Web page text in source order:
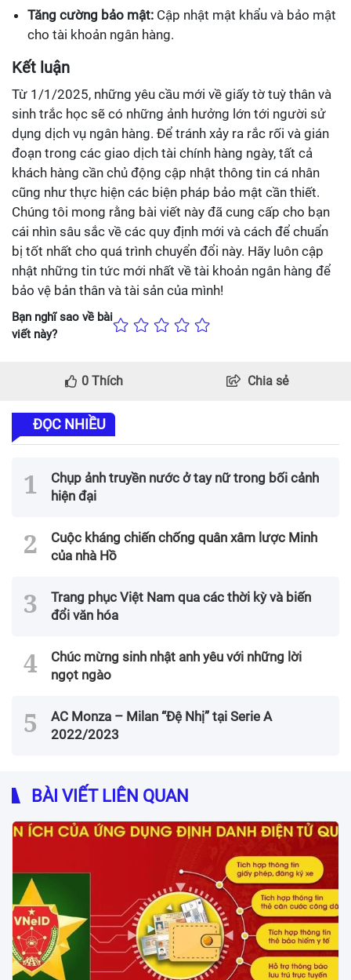
Tăng cường bảo mật: Cập nhật mật khẩu và bảo mật
cho tài khoản ngân hàng.
Kết luận
Từ 1/1/2025, những yêu cầu mới về giấy tờ tuỳ thân và
sinh trắc học sẽ có những ảnh hưởng lớn tới người sử
dụng dịch vụ ngân hàng. Để tránh xảy ra rắc rối và gián
đoạn trong các giao dịch tài chính hàng ngày, tất cả
khách hàng cần chủ động cập nhật thông tin cá nhân
cũng như thực hiện các biện pháp bảo mật cần thiết.
Chúng tôi mong rằng bài viết này đã cung cấp cho bạn
cái nhìn sâu sắc về các quy định mới và cách để chuẩn
bị tốt nhất cho quá trình chuyển đổi này. Hãy luôn cập
nhật những tin tức mới nhất về tài khoản ngân hàng để
bảo vệ bản thân và tài sản của mình!
Bạn nghĩ sao về bài
viết này?
0 Thích Chia sẻ
ĐỌC NHIỀU
Chụp ảnh truyền nước ở tay nữ trong bối cảnh
hiện đại
Cuộc kháng chiến chống quân xâm lược Minh
của nhà Hồ
Trang phục Việt Nam qua các thời kỳ và biến
đổi văn hóa
Chúc mừng sinh nhật anh yêu với những lời
ngọt ngào
AC Monza – Milan “Đệ Nhị” tại Serie A
2022/2023
BÀI VIẾT LIÊN QUAN